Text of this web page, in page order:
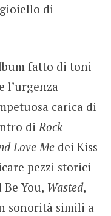
di
fatto di toni
l’urgenza
carica di
diRock
Love Me dei Kiss
pezzi storici
You, Wasted,
sonorità simili a